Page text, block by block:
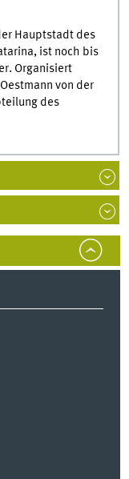
Hauptstadt des
ist noch bis
Organisiert
von der
des